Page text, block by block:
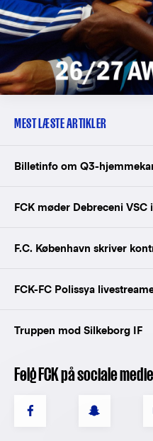
MEST LÆSTE ARTIKLER
Billetinfo om Q3-
FCK møder Debreceni
F.C. København skriver
FCK-FC Polissya
Truppen mod Silkeborg IF
Følg FCK på sociale